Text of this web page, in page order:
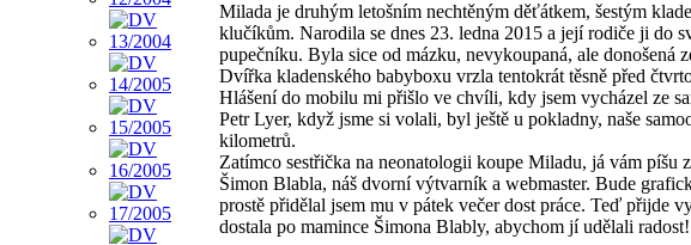
Milada je druhým letošním nechtěným děťátkem, šestým
klučíkům. Narodila se dnes 23. ledna 2015 a její rodiče ji do
pupečníku. Byla sice od mázku, nevykoupaná, ale donošená
Dvířka kladenského babyboxu vrzla tentokrát těsně před
Hlášení do mobilu mi přišlo ve chvíli, kdy jsem vycházel ze
Petr Lyer, když jsme si volali, byl ještě u pokladny, naše
kilometrů.
Zatímco sestřička na neonatologii koupe Miladu, já vám
Šimon Blabla, náš dvorní výtvarník a webmaster. Bude
prostě přidělal jsem mu v pátek večer dost práce. Teď přijde
dostala po mamince Šimona Blably, abychom jí udělali